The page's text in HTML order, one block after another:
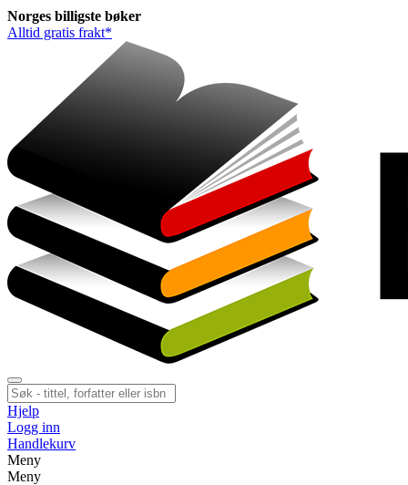
Norges billigste bøker
Alltid gratis frakt*
Hjelp
Logg inn
Handlekurv
Meny
Meny